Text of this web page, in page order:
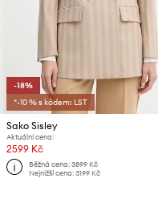
-18%
*-10 % s kódem: LST
Sako Sisley
Aktuální cena:
2599 Kč
Běžná cena: 3899 Kč
Nejnižší cena: 3199 Kč